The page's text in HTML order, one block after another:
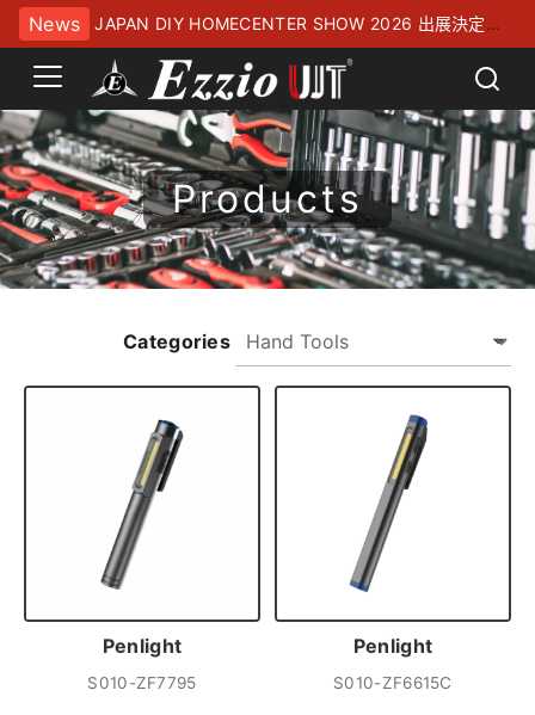
News
JAPAN DIY HOMECENTER SHOW 2026 出展決定！
幕張メッセにてお待ちしております
Products
Categories
Penlight
S010-ZF7795
Penlight
S010-ZF6615C